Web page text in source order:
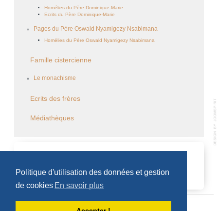
Politique d'utilisation des données et gestion
de cookies En savoir plus
Homélies du Père Dominique-Marie
Ecrits du Père Dominique-Marie
Pages du Père Oswald Nyamigezy Nsabimana
Homélies du Père Oswald Nyamigezy Nsabimana
Famille cistercienne
Le monachisme
Ecrits des frères
Médiathèques
Aucun évènement